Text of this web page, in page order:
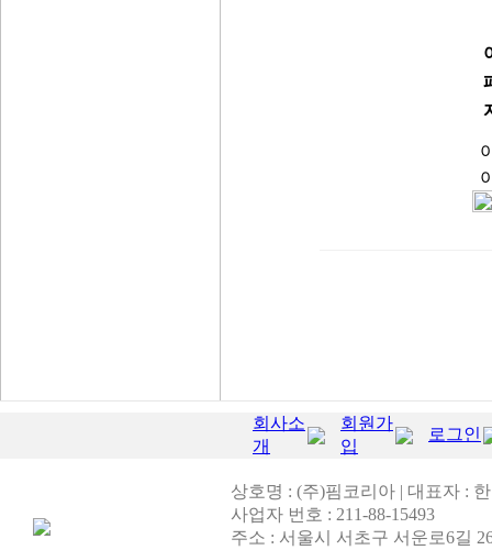
회사소
개
회원가
입
로그인
상호명 : (주)핌코리아 | 대표자 :
사업자 번호 : 211-88-15493
주소 : 서울시 서초구 서운로6길